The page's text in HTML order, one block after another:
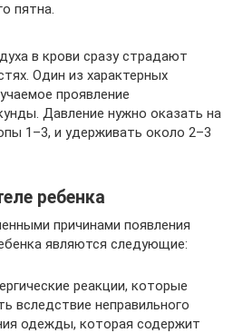
пятна.
в крови сразу страдают
Один из характерных
проявление
Давление нужно оказать на
1–3, и удерживать около 2–3
ребенка
причинами появления
являются следующие:
реакции, которые
вследствие неправильного
одежды, которая содержит